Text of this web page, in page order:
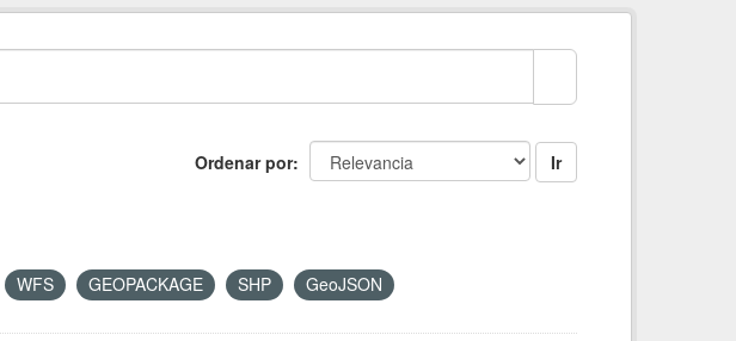
Ordenar por Ir
WFS GEOPACKAGE SHP GeoJSON